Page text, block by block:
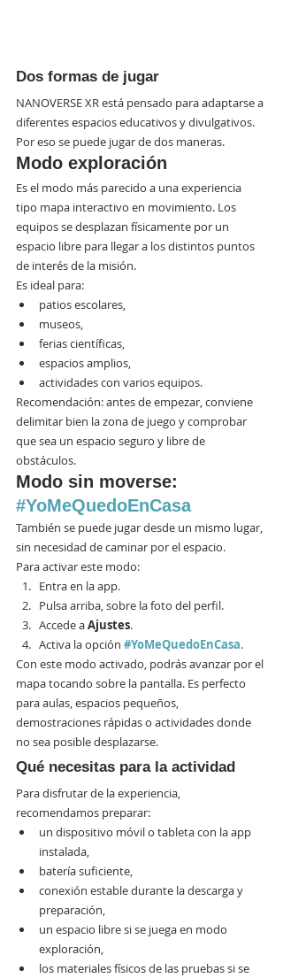
Dos formas de jugar
NANOVERSE XR está pensado para adaptarse a
diferentes espacios educativos y divulgativos.
Por eso se puede jugar de dos maneras.
Modo exploración
Es el modo más parecido a una experiencia
tipo mapa interactivo en movimiento. Los
equipos se desplazan físicamente por un
espacio libre para llegar a los distintos puntos
de interés de la misión.
Es ideal para:
patios escolares,
museos,
ferias científicas,
espacios amplios,
actividades con varios equipos.
Recomendación: antes de empezar, conviene
delimitar bien la zona de juego y comprobar
que sea un espacio seguro y libre de
obstáculos.
Modo sin moverse:
#YoMeQuedoEnCasa
También se puede jugar desde un mismo lugar,
sin necesidad de caminar por el espacio.
Para activar este modo:
Entra en la app.
Pulsa arriba, sobre la foto del perfil.
Accede a Ajustes.
Activa la opción #YoMeQuedoEnCasa.
Con este modo activado, podrás avanzar por el
mapa tocando sobre la pantalla. Es perfecto
para aulas, espacios pequeños,
demostraciones rápidas o actividades donde
no sea posible desplazarse.
Qué necesitas para la actividad
Para disfrutar de la experiencia,
recomendamos preparar:
un dispositivo móvil o tableta con la app
instalada,
batería suficiente,
conexión estable durante la descarga y
preparación,
un espacio libre si se juega en modo
exploración,
los materiales físicos de las pruebas si se